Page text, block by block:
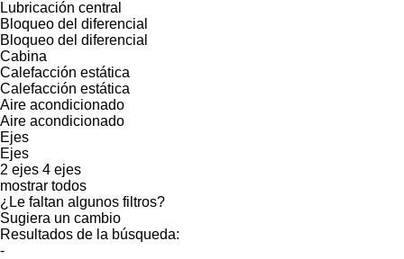
Lubricación central
Bloqueo del diferencial
Bloqueo del diferencial
Cabina
Calefacción estática
Calefacción estática
Aire acondicionado
Aire acondicionado
Ejes
Ejes
2 ejes 4 ejes
mostrar todos
¿Le faltan algunos filtros?
Sugiera un cambio
Resultados de la búsqueda:
-